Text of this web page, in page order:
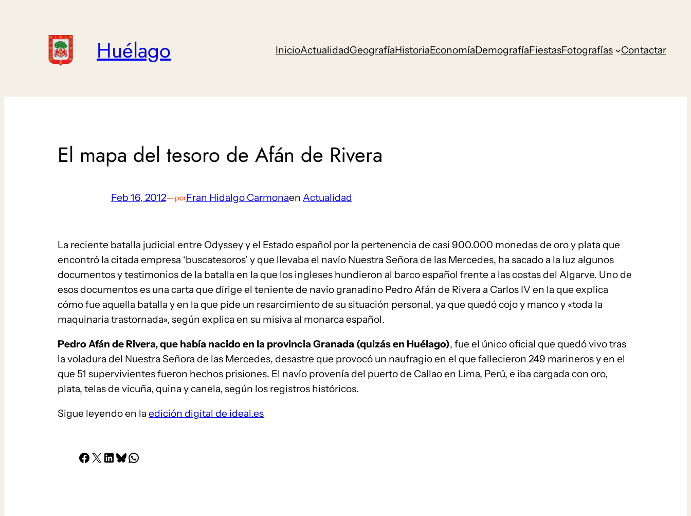
contenido
Huélago InicioActualidadGeografíaHistoriaEconomíaDemografíaFiestasFotografías Contactar
El mapa del tesoro de Afán de Rivera
Feb 16, 2012—porFran Hidalgo Carmonaen Actualidad
La reciente batalla judicial entre Odyssey y el Estado español por la pertenencia de casi 900.000 monedas de oro y plata que
encontró la citada empresa ‘buscatesoros’ y que llevaba el navío Nuestra Señora de las Mercedes, ha sacado a la luz algunos
documentos y testimonios de la batalla en la que los ingleses hundieron al barco español frente a las costas del Algarve. Uno de
esos documentos es una carta que dirige el teniente de navío granadino Pedro Afán de Rivera a Carlos IV en la que explica
cómo fue aquella batalla y en la que pide un resarcimiento de su situación personal, ya que quedó cojo y manco y «toda la
maquinaria trastornada», según explica en su misiva al monarca español.
Pedro Afán de Rivera, que había nacido en la provincia Granada (quizás en Huélago), fue el único oficial que quedó vivo tras
la voladura del Nuestra Señora de las Mercedes, desastre que provocó un naufragio en el que fallecieron 249 marineros y en el
que 51 supervivientes fueron hechos prisiones. El navío provenía del puerto de Callao en Lima, Perú, e iba cargada con oro,
plata, telas de vicuña, quina y canela, según los registros históricos.
Sigue leyendo en la edición digital de ideal.es
Facebook
X LinkedIn
Bluesky